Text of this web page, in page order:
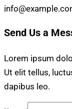
Send Us a
Lorem ipsum
Ut elit tellus,
dapibus leo.